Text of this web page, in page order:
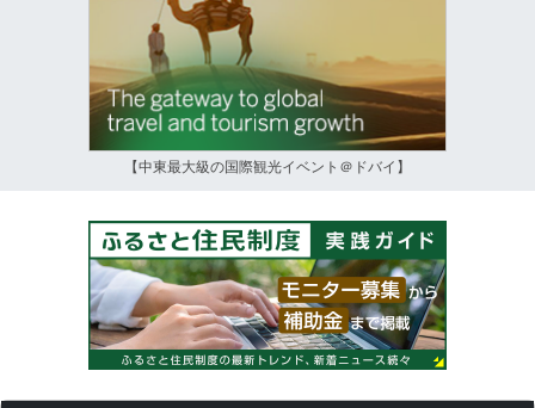
【中東最大級の国際観光イベント＠ドバイ】